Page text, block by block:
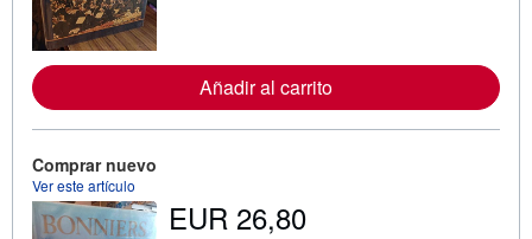
a
c
Añadir al carrito
Comprar nuevo
Ver este artículo
EUR 26,80